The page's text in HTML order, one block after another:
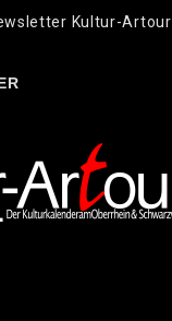
Kultur-Artour